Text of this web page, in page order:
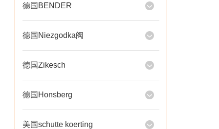
德国BENDER
德国Niezgodka阀
德国Zikesch
德国Honsberg
美国schutte koerting